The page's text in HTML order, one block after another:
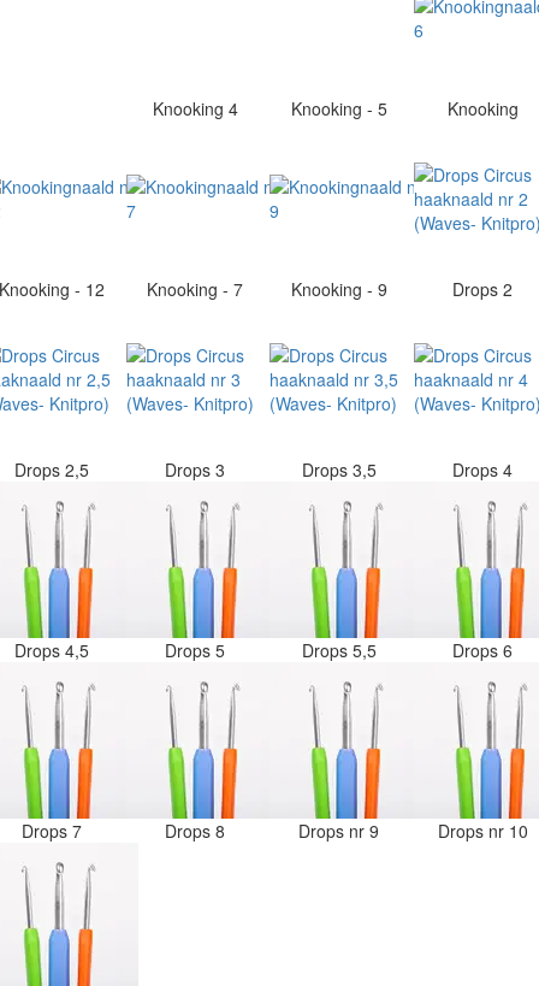
Knooking 4 Knooking - 5 Knooking
- 12 Knooking - 7 Knooking - 9 Drops 2
Drops 2,5 Drops 3 Drops 3,5 Drops 4
Drops 4,5 Drops 5 Drops 5,5 Drops 6
Drops 7 Drops 8 Drops nr 9 Drops nr 10